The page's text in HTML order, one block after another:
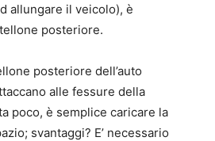
allungare il veicolo), è
posteriore.
posteriore dell’auto
alle fessure della
poco, è semplice caricare la
svantaggi? E’ necessario